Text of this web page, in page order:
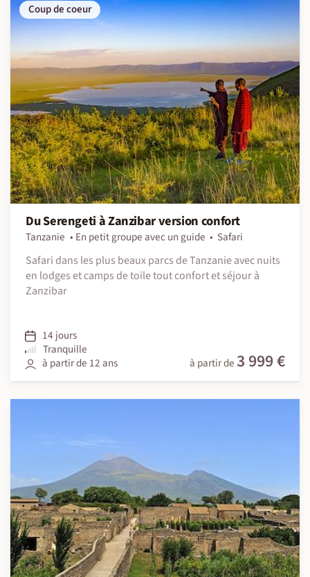
Coup de coeur
Du Serengeti à Zanzibar version confort
Tanzanie En petit groupe avec un guide
Safari
Safari dans les plus beaux parcs de Tanzanie avec nuits
en lodges et camps de toile tout confort et séjour à
Zanzibar
14 jours
Tranquille
à partir de 12 ans
à partir de 3 999 €